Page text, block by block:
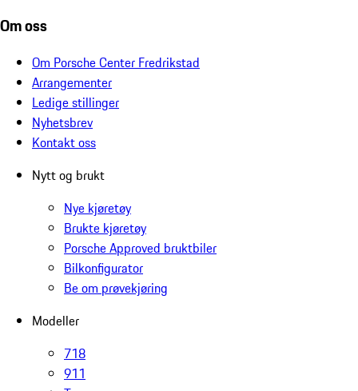
Om oss
Om Porsche Center Fredrikstad
Arrangementer
Ledige stillinger
Nyhetsbrev
Kontakt oss
Nytt og brukt
Nye kjøretøy
Brukte kjøretøy
Porsche Approved bruktbiler
Bilkonfigurator
Be om prøvekjøring
Modeller
718
911